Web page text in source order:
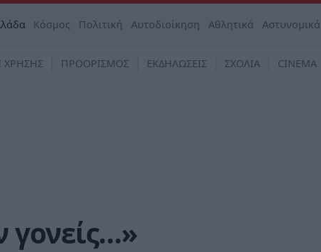
Κόσμος Πολιτική Αυτοδιοίκηση Αθλητικά Αστυνομικά
ΧΡΗΣΗΣ ΠΡΟΟΡΙΣΜΟΣ ΕΚΔΗΛΩΣΕΙΣ ΣΧΟΛΙΑ CINEMA
γονείς…»